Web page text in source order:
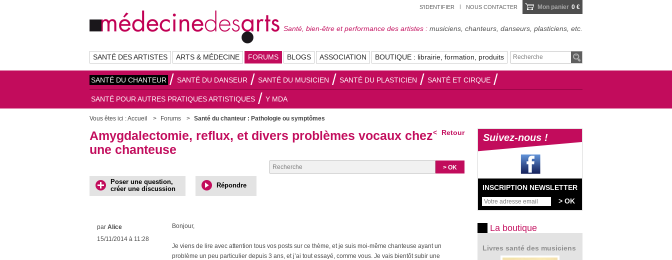
S'IDENTIFIER NOUS CONTACTER Mon panier 0 €
Santé, bien-être et performance des artistes : musiciens, chanteurs, danseurs, plasticiens, etc.
SANTÉ DES ARTISTES ARTS & MÉDECINE FORUMS BLOGS ASSOCIATION BOUTIQUE : librairie, formation, produits
SANTÉ DU CHANTEUR SANTÉ DU DANSEUR SANTÉ DU MUSICIEN SANTÉ DU PLASTICIEN SANTÉ ET CIRQUE
SANTÉ POUR AUTRES PRATIQUES ARTISTIQUES Y MDA
Vous êtes ici :Accueil Forums Santé du chanteur : Pathologie ou symptômes
Retour
Amygdalectomie, reflux, et divers problèmes vocaux chez
une chanteuse
Poser une question,
créer une discussion
Répondre
par Alice
15/11/2014 à 11:28
Bonjour,
Je viens de lire avec attention tous vos posts sur ce thème, et je suis moi-même chanteuse ayant un
problème un peu particulier depuis 3 ans, et j’ai tout essayé, comme vous. Je vais bientôt subir une
Suivez-nous !
INSCRIPTION NEWSLETTER
La boutique
Livres santé des musiciens